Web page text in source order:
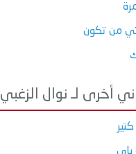
من تكون
أخرى لـ نوال الزغبي
باي